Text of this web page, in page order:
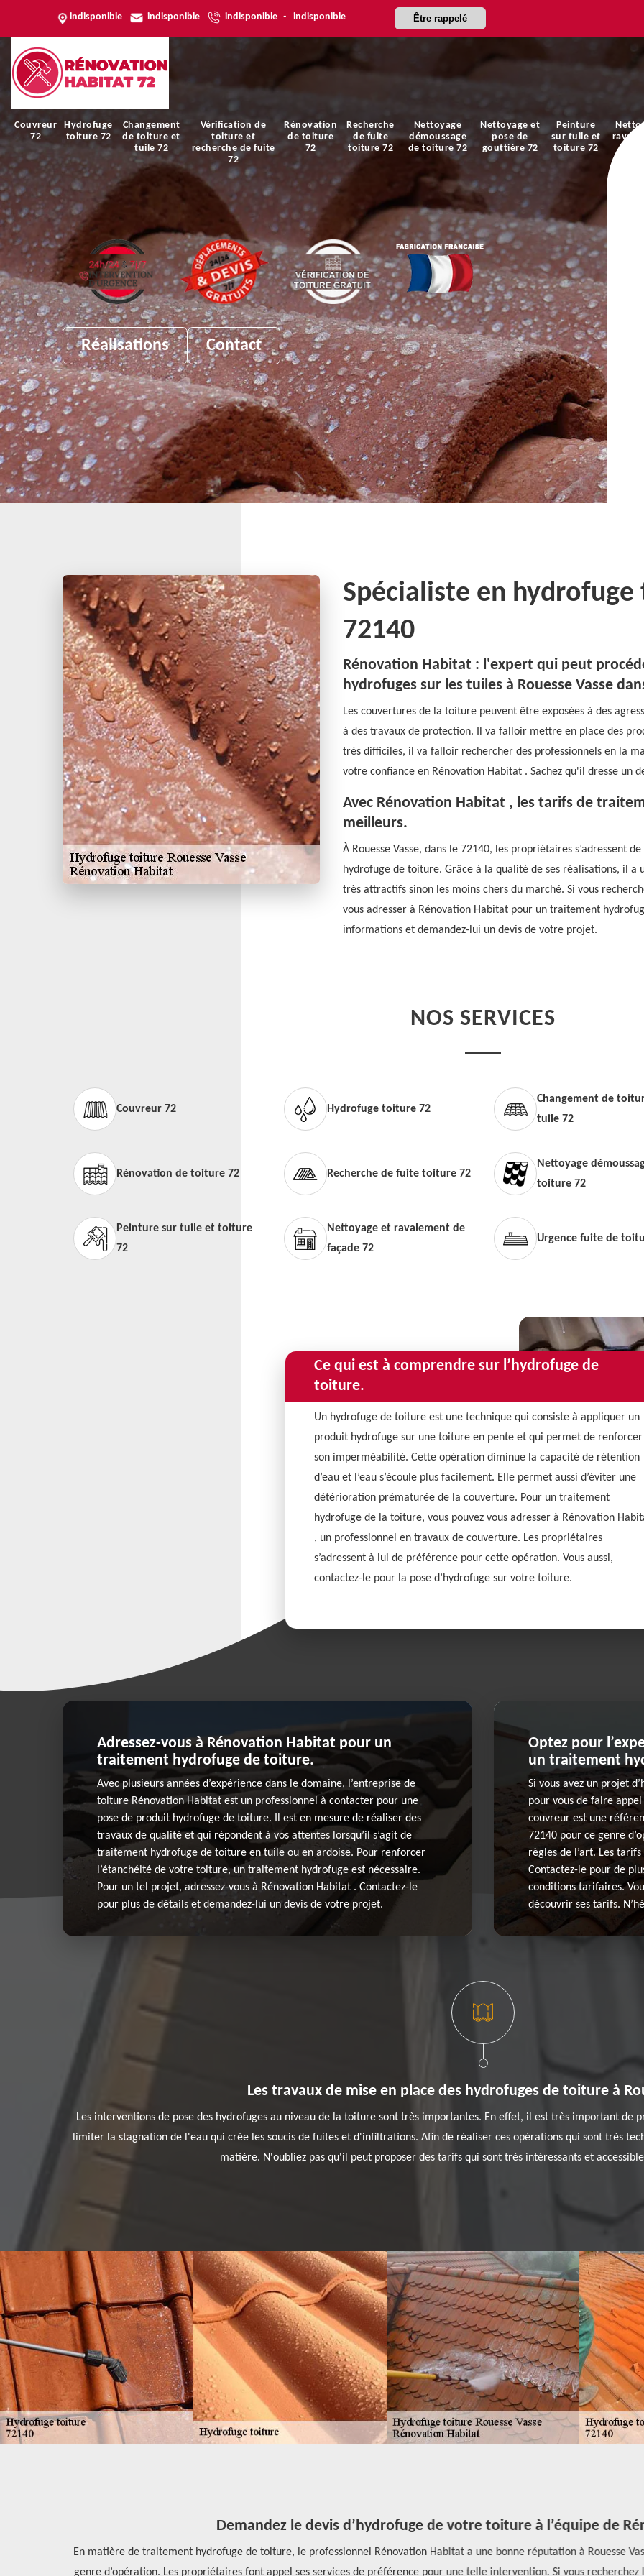
indisponible indisponible indisponible - indisponible Être rappelé
Couvreur
72
Hydrofuge
toiture 72
Changement
de toiture et
tuile 72
Vérification de
toiture et
recherche de fuite
72
Rénovation
de toiture
72
Recherche
de fuite
toiture 72
Nettoyage
démoussage
de toiture 72
Nettoyage et
pose de
gouttière 72
Peinture
sur tuile et
toiture 72
Réalisations Contact
Spécialiste en hydrofuge
72140
Rénovation Habitat : l'expert qui peut
hydrofuges sur les tuiles à Rouesse Vasse
Les couvertures de la toiture peuvent être exposées à des
à des travaux de protection. Il va falloir mettre en place des
très difficiles, il va falloir rechercher des professionnels en la
votre confiance en Rénovation Habitat . Sachez qu'il dresse un
Avec Rénovation Habitat , les tarifs de
meilleurs.
À Rouesse Vasse, dans le 72140, les propriétaires s’adressent
hydrofuge de toiture. Grâce à la qualité de ses réalisations, il a
très attractifs sinon les moins chers du marché. Si vous
vous adresser à Rénovation Habitat pour un traitement
informations et demandez-lui un devis de votre projet.
NOS SERVICES
Couvreur 72 Hydrofuge toiture 72
Changement de
tuile 72
Rénovation de toiture 72 Recherche de fuite toiture 72
Nettoyage
toiture 72
Peinture sur tuile et toiture
72
Nettoyage et ravalement de
façade 72
Urgence fuite de
Ce qui est à comprendre sur l’hydrofuge de
toiture.
Un hydrofuge de toiture est une technique qui consiste à appliquer un
produit hydrofuge sur une toiture en pente et qui permet de renforcer
son imperméabilité. Cette opération diminue la capacité de rétention
d’eau et l’eau s’écoule plus facilement. Elle permet aussi d’éviter une
détérioration prématurée de la couverture. Pour un traitement
hydrofuge de la toiture, vous pouvez vous adresser à Rénovation
, un professionnel en travaux de couverture. Les propriétaires
s’adressent à lui de préférence pour cette opération. Vous aussi,
contactez-le pour la pose d’hydrofuge sur votre toiture.
Adressez-vous à Rénovation Habitat pour un
traitement hydrofuge de toiture.
Avec plusieurs années d’expérience dans le domaine, l’entreprise de
toiture Rénovation Habitat est un professionnel à contacter pour une
pose de produit hydrofuge de toiture. Il est en mesure de réaliser des
travaux de qualité et qui répondent à vos attentes lorsqu’il s’agit de
traitement hydrofuge de toiture en tuile ou en ardoise. Pour renforcer
l’étanchéité de votre toiture, un traitement hydrofuge est nécessaire.
Pour un tel projet, adressez-vous à Rénovation Habitat . Contactez-le
pour plus de détails et demandez-lui un devis de votre projet.
Optez pour
un traitement
Si vous avez un projet
pour vous de faire
couvreur est une
72140 pour ce genre
règles de l’art. Les
Contactez-le pour de
conditions tarifaires.
découvrir ses tarifs.
Les travaux de mise en place des hydrofuges de toiture à
Les interventions de pose des hydrofuges au niveau de la toiture sont très importantes. En effet, il est très important de
limiter la stagnation de l'eau qui crée les soucis de fuites et d'infiltrations. Afin de réaliser ces opérations qui sont très
matière. N'oubliez pas qu'il peut proposer des tarifs qui sont très intéressants et
Demandez le devis d’hydrofuge de votre toiture à l’équipe de
En matière de traitement hydrofuge de toiture, le professionnel Rénovation Habitat a une bonne réputation à Rouesse
genre d’opération. Les propriétaires font appel ses services de préférence pour une telle intervention. Si vous